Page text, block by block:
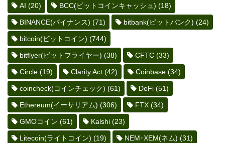
AI (20) BCC(ビットコインキャッシュ) (18)
BINANCE(バイナンス) (71) bitbank(ビットバンク) (24)
bitcoin(ビットコイン) (744)
bitflyer(ビットフライヤー) (38) CFTC (33)
Circle (19) Clarity Act (42) Coinbase (34)
coincheck(コインチェック) (61) DeFi (51)
Ethereum(イーサリアム) (306) FTX (34)
GMOコイン (61) Kalshi (23)
Litecoin(ライトコイン) (19) NEM･XEM(ネム) (31)